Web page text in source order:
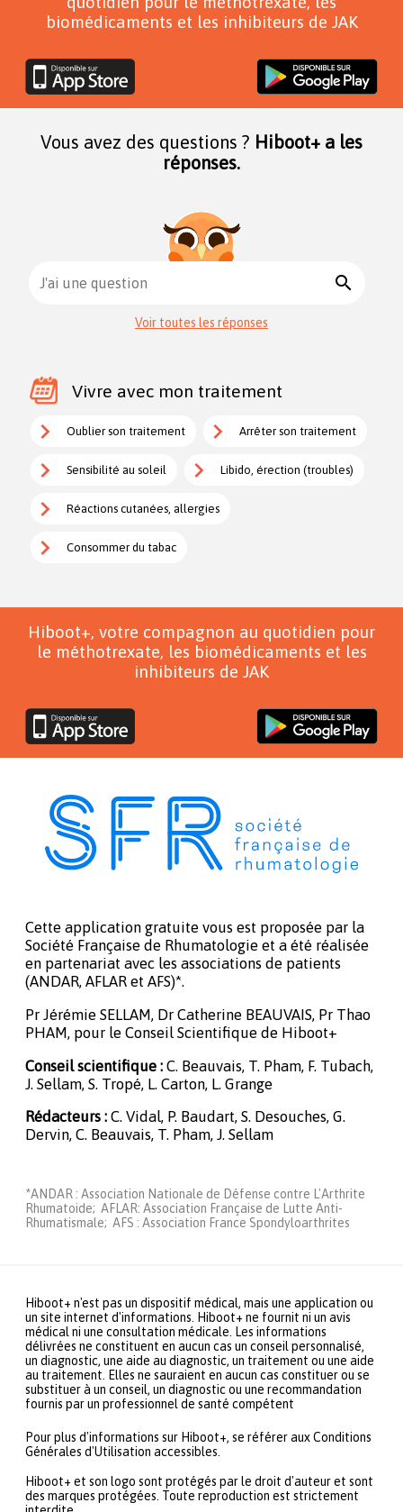
biomédicaments et les inhibiteurs de JAK
Vous avez des questions ? Hiboot+ a les
réponses.
J'ai une question search
Voir toutes les réponses
Vivre avec mon traitement
Oublier son traitement Arrêter son traitement
Sensibilité au soleil Libido, érection (troubles)
Réactions cutanées, allergies
Consommer du tabac
Hiboot+, votre compagnon au quotidien pour
le méthotrexate, les biomédicaments et les
inhibiteurs de JAK
Cette application gratuite vous est proposée par la
Société Française de Rhumatologie et a été réalisée
en partenariat avec les associations de patients
(ANDAR, AFLAR et AFS)*.
Pr Jérémie SELLAM, Dr Catherine BEAUVAIS, Pr Thao
PHAM, pour le Conseil Scientifique de Hiboot+
Conseil scientifique : C. Beauvais, T. Pham, F. Tubach,
J. Sellam, S. Tropé, L. Carton, L. Grange
Rédacteurs : C. Vidal, P. Baudart, S. Desouches, G.
Dervin, C. Beauvais, T. Pham, J. Sellam
*ANDAR : Association Nationale de Défense contre L'Arthrite
Rhumatoide; AFLAR: Association Française de Lutte Anti-
Rhumatismale; AFS : Association France Spondyloarthrites
Hiboot+ n'est pas un dispositif médical, mais une application ou
un site internet d'informations. Hiboot+ ne fournit ni un avis
médical ni une consultation médicale. Les informations
délivrées ne constituent en aucun cas un conseil personnalisé,
un diagnostic, une aide au diagnostic, un traitement ou une aide
au traitement. Elles ne sauraient en aucun cas constituer ou se
substituer à un conseil, un diagnostic ou une recommandation
fournis par un professionnel de santé compétent
Pour plus d'informations sur Hiboot+, se référer aux Conditions
Générales d'Utilisation accessibles.
Hiboot+ et son logo sont protégés par le droit d'auteur et sont
des marques protégées. Toute reproduction est strictement